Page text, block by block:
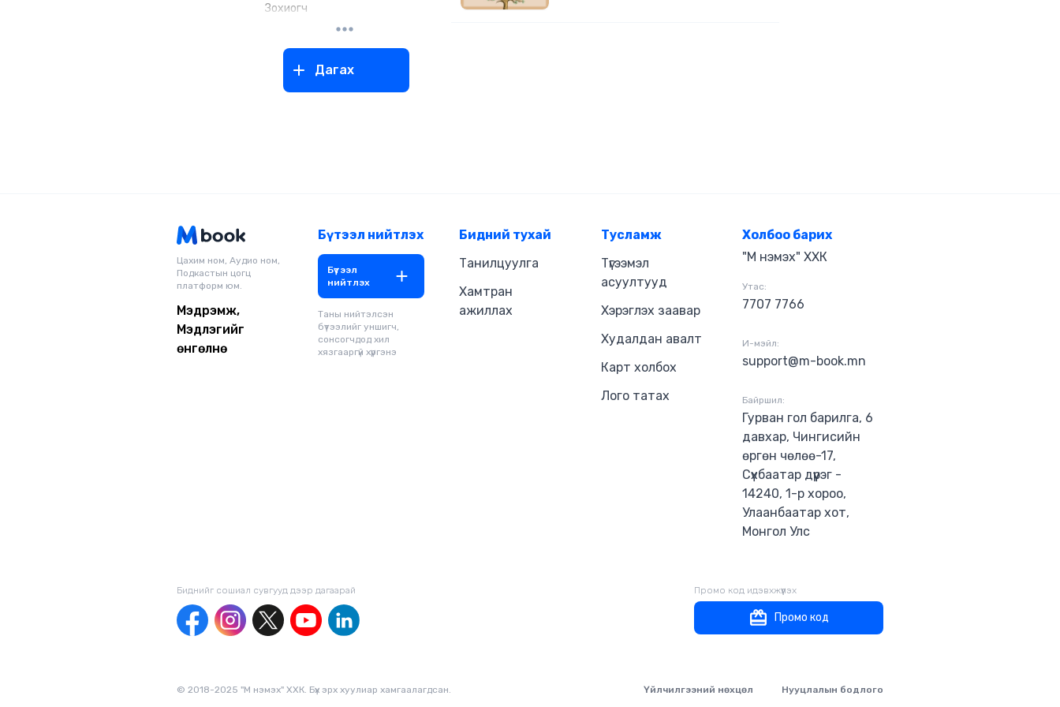
Зохиогч
Дагах
Цахим ном, Аудио ном,
Подкастын цогц
платформ юм.
Мэдрэмж,
Мэдлэгийг
өнгөлнө
Бүтээл нийтлэх
Бүтээл
нийтлэх
Таны нийтэлсэн
бүтээлийг уншигч,
сонсогчдод хил
хязгааргүй хүргэнэ
Бидний тухай
Танилцуулга
Хамтран
ажиллах
Тусламж
Түгээмэл
асуултууд
Хэрэглэх заавар
Худалдан авалт
Карт холбох
Лого татах
Холбоо барих
"М нэмэх" ХХК
Утас:
7707 7766
И-мэйл:
support@m-book.mn
Байршил:
Гурван гол барилга, 6
давхар, Чингисийн
өргөн чөлөө-17,
Сүхбаатар дүүрэг -
14240, 1-р хороо,
Улаанбаатар хот,
Монгол Улс
Биднийг сошиал сувгууд дээр дагаaрай Промо код идэвхжүүлэх
Промо код
© 2018-2025 "М нэмэх" ХХК. Бүх эрх хуулиар хамгаалагдсан. Үйлчилгээний нөхцөл Нууцлалын бодлого